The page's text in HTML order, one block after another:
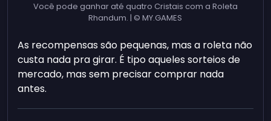
Você pode ganhar até quatro Cristais com a Roleta
Rhandum. | © MY.GAMES
As recompensas são pequenas, mas a roleta não
custa nada pra girar. É tipo aqueles sorteios de
mercado, mas sem precisar comprar nada
antes.